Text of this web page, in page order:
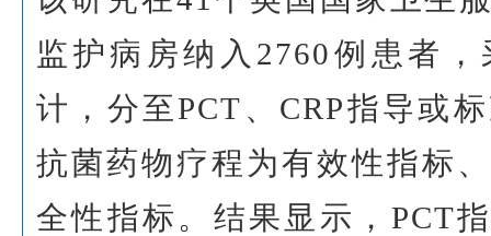
监护病房纳入2760例患者
计，分至PCT、CRP指导或
抗菌药物疗程为有效性指标
全性指标。结果显示，PCT